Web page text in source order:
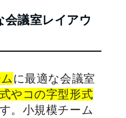
会議室レイアウ
に最適な会議室
やコの字型形式
。小規模チーム